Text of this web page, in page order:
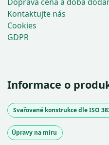
Kontaktujte nás
Cookies
GDPR
Informace o
Svařované konstrukce dle ISO
Úpravy na míru